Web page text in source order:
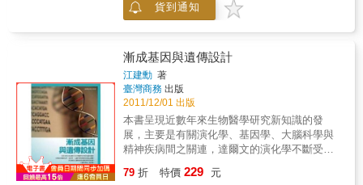
貨到通知
漸成基因與遺傳設計
江建勳 著
臺灣商務 出版
2011/12/01 出版
本書呈現近數年來生物醫學研究新知識的發
展，主要是有關演化學、基因學、大腦科學與
精神疾病間之關連，達爾文的演化學不斷受到
也給其他科學家帶來另類思考的空間。其他議
79 折 特價 229 元